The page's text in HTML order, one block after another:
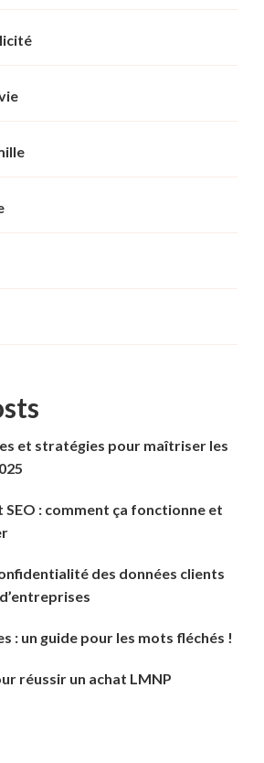
et stratégies pour maîtriser les
: comment ça fonctionne et
des données clients
: un guide pour les mots fléchés !
réussir un achat LMNP